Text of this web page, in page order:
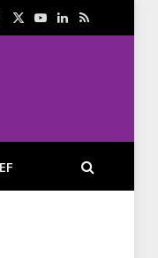
X
YouTube
LinkedIn
RSS